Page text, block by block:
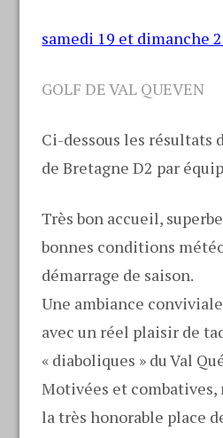
samedi 19 et dimanche
GOLF DE VAL QUEVEN
Ci-dessous les résultats
de Bretagne D2 par
Très bon accueil,
bonnes conditions
démarrage de saison.
Une ambiance
avec un réel plaisir de
« diaboliques » du Val
Motivées et
la très honorable place